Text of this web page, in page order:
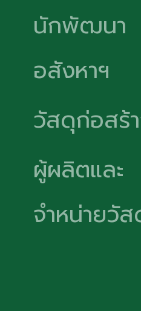
นักพัฒนา
อสังหาฯ
วัสดุก่อสร้
ผู้ผลิตและ
จำหน่ายวั